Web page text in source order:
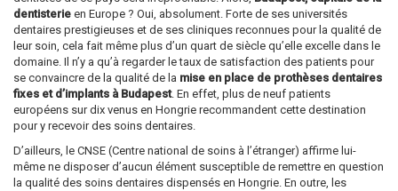
dentisterie en Europe ? Oui, absolument. Forte de ses universités
dentaires prestigieuses et de ses cliniques reconnues pour la qualité de
leur soin, cela fait même plus d’un quart de siècle qu’elle excelle dans le
domaine. Il n’y a qu’à regarder le taux de satisfaction des patients pour
se convaincre de la qualité de la mise en place de prothèses dentaires
fixes et d’implants à Budapest. En effet, plus de neuf patients
européens sur dix venus en Hongrie recommandent cette destination
pour y recevoir des soins dentaires.
D’ailleurs, le CNSE (Centre national de soins à l’étranger) affirme lui-
même ne disposer d’aucun élément susceptible de remettre en question
la qualité des soins dentaires dispensés en Hongrie. En outre, les